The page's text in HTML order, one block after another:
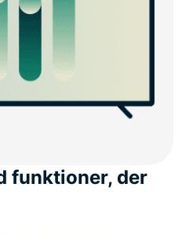
funktioner, der